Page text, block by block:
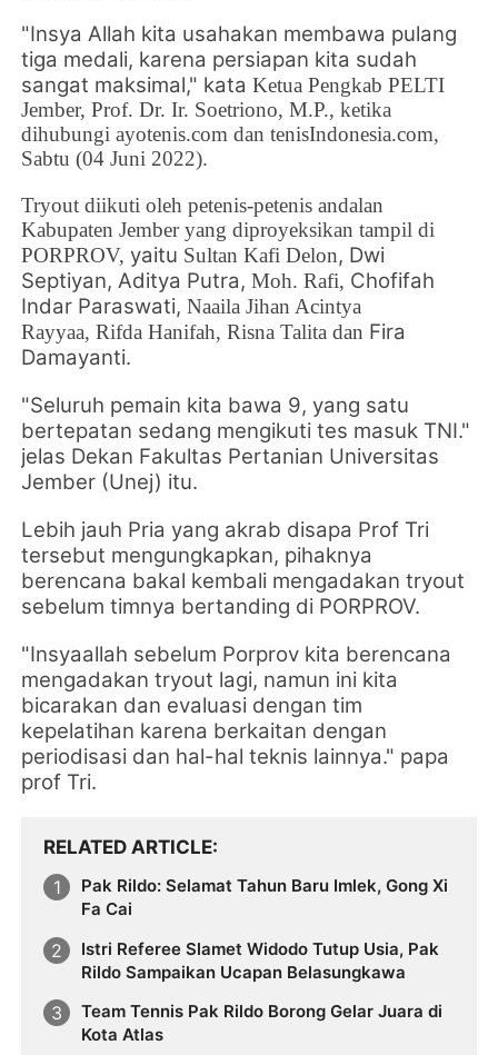
"Insya Allah kita usahakan membawa pulang
tiga medali, karena persiapan kita sudah
sangat maksimal," kataKetuaPengkabPELTI
Jember,Prof. Dr. Ir. Soetriono, M.P., ketika
dihubungi ayotenis.com dan tenisIndonesia.com,
Sabtu (04 Juni 2022).
Tryout diikuti oleh petenis-petenis andalan
Kabupaten Jember yang diproyeksikan tampil di
PORPROV, yaitu Sultan Kafi Delon, Dwi
Septiyan,Aditya Putra,Moh. Rafi, Chofifah
Indar Paraswati,Naaila Jihan Acintya
Rayyaa,Rifda Hanifah,Risna Talita dan Fira
Damayanti.
"Seluruh pemain kita bawa 9, yang satu
bertepatan sedang mengikuti tes masuk TNI."
jelas Dekan Fakultas Pertanian Universitas
Jember (Unej) itu.
Lebih jauh Pria yang akrab disapa Prof Tri
tersebut mengungkapkan, pihaknya
berencana bakal kembali mengadakan tryout
sebelum timnya bertanding di PORPROV.
"Insyaallah sebelum Porprov kita berencana
mengadakan tryout lagi, namun ini kita
bicarakan dan evaluasi dengan tim
kepelatihan karena berkaitan dengan
periodisasi dan hal-hal teknis lainnya." papa
prof Tri.
RELATED ARTICLE
Pak Rildo: Selamat Tahun Baru Imlek, Gong Xi
Fa Cai
Istri Referee Slamet Widodo Tutup Usia, Pak
Rildo Sampaikan Ucapan Belasungkawa
Team Tennis Pak Rildo Borong Gelar Juara di
Kota Atlas